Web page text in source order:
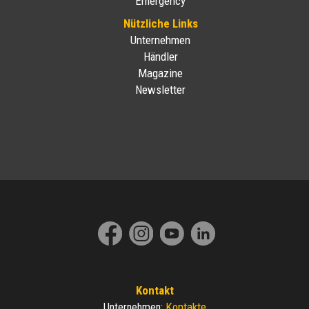
Nützliche Links
Unternehmen
Händler
Magazine
Newsletter
Kontakt